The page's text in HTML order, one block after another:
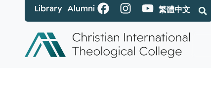
Library Alumni 繁體中文